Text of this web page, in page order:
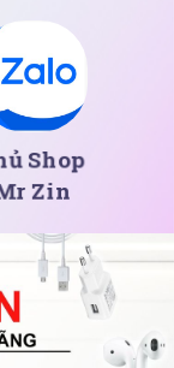
Shop
Zin